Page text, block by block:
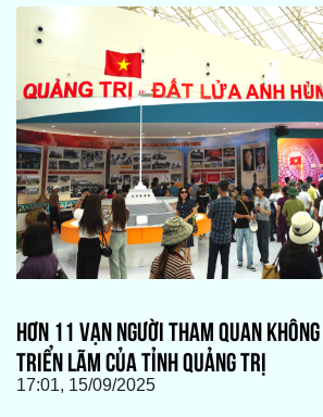
HƠN 11 VẠN NGƯỜI THAM QUAN
TRIỂN LÃM CỦA TỈNH QUẢNG TRỊ
17:01, 15/09/2025